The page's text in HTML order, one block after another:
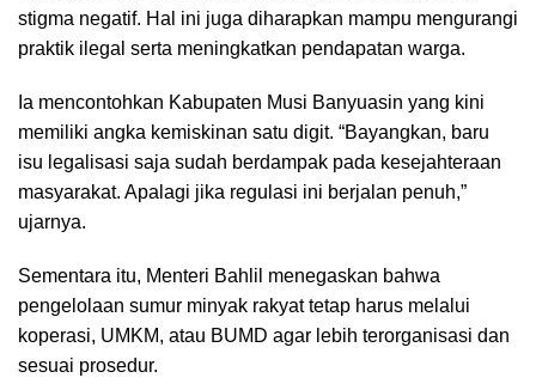
stigma negatif. Hal ini juga diharapkan mampu mengurangi
praktik ilegal serta meningkatkan pendapatan warga.
Ia mencontohkan Kabupaten Musi Banyuasin yang kini
memiliki angka kemiskinan satu digit. “Bayangkan, baru
isu legalisasi saja sudah berdampak pada kesejahteraan
masyarakat. Apalagi jika regulasi ini berjalan penuh,”
ujarnya.
Sementara itu, Menteri Bahlil menegaskan bahwa
pengelolaan sumur minyak rakyat tetap harus melalui
koperasi, UMKM, atau BUMD agar lebih terorganisasi dan
sesuai prosedur.